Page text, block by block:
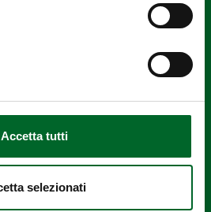
Accetta tutti
selezionati